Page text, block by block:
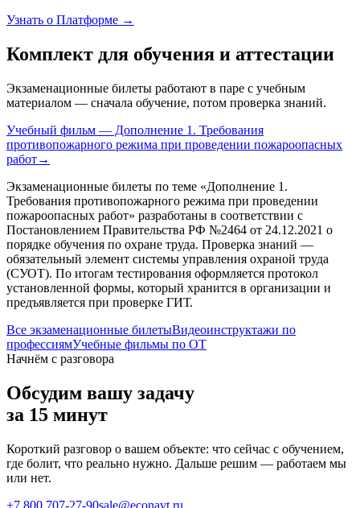
Узнать о Платформе →
Комплект для обучения и аттестации
Экзаменационные билеты работают в паре с учебным
материалом — сначала обучение, потом проверка знаний.
Учебный фильм — Дополнение 1. Требования
противопожарного режима при проведении пожароопасных
работ→
Экзаменационные билеты по теме «Дополнение 1.
Требования противопожарного режима при проведении
пожароопасных работ» разработаны в соответствии с
Постановлением Правительства РФ №2464 от 24.12.2021 о
порядке обучения по охране труда. Проверка знаний —
обязательный элемент системы управления охраной труда
(СУОТ). По итогам тестирования оформляется протокол
установленной формы, который хранится в организации и
предъявляется при проверке ГИТ.
Все экзаменационные билетыВидеоинструктажи по
профессиямУчебные фильмы по ОТ
Начнём с разговора
Обсудим вашу задачу
за 15 минут
Короткий разговор о вашем объекте: что сейчас с обучением,
где болит, что реально нужно. Дальше решим — работаем мы
или нет.
+7 800 707-27-90sale@econavt.ru